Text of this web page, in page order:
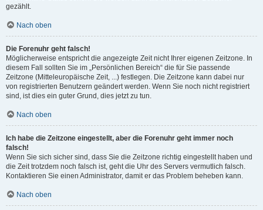
gezählt.
Nach oben
Die Forenuhr geht falsch!
Möglicherweise entspricht die angezeigte Zeit nicht Ihrer eigenen Zeitzone. In
diesem Fall sollten Sie im „Persönlichen Bereich“ die für Sie passende
Zeitzone (Mitteleuropäische Zeit, ...) festlegen. Die Zeitzone kann dabei nur
von registrierten Benutzern geändert werden. Wenn Sie noch nicht registriert
sind, ist dies ein guter Grund, dies jetzt zu tun.
Nach oben
Ich habe die Zeitzone eingestellt, aber die Forenuhr geht immer noch
falsch!
Wenn Sie sich sicher sind, dass Sie die Zeitzone richtig eingestellt haben und
die Zeit trotzdem noch falsch ist, geht die Uhr des Servers vermutlich falsch.
Kontaktieren Sie einen Administrator, damit er das Problem beheben kann.
Nach oben